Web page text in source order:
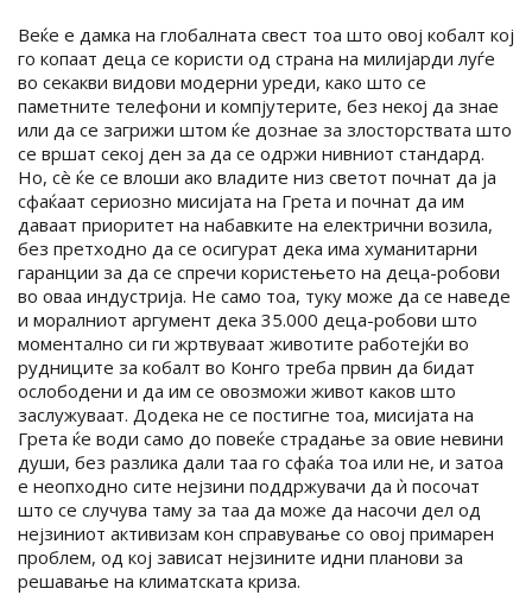
Веќе е дамка на глобалната свест тоа што овој кобалт кој
го копаат деца се користи од страна на милијарди луѓе
во секакви видови модерни уреди, како што се
паметните телефони и компјутерите, без некој да знае
или да се загрижи штом ќе дознае за злосторствата што
се вршат секој ден за да се одржи нивниот стандард.
Но, сè ќе се влоши ако владите низ светот почнат да ја
сфаќаат сериозно мисијата на Грета и почнат да им
даваат приоритет на набавките на електрични возила,
без претходно да се осигурат дека има хуманитарни
гаранции за да се спречи користењето на деца-робови
во оваа индустрија. Не само тоа, туку може да се наведе
и моралниот аргумент дека 35.000 деца-робови што
моментално си ги жртвуваат животите работејќи во
рудниците за кобалт во Конго треба првин да бидат
ослободени и да им се овозможи живот каков што
заслужуваат. Додека не се постигне тоа, мисијата на
Грета ќе води само до повеќе страдање за овие невини
души, без разлика дали таа го сфаќа тоа или не, и затоа
е неопходно сите нејзини поддржувачи да ѝ посочат
што се случува таму за таа да може да насочи дел од
нејзиниот активизам кон справување со овој примарен
проблем, од кој зависат нејзините идни планови за
решавање на климатската криза.